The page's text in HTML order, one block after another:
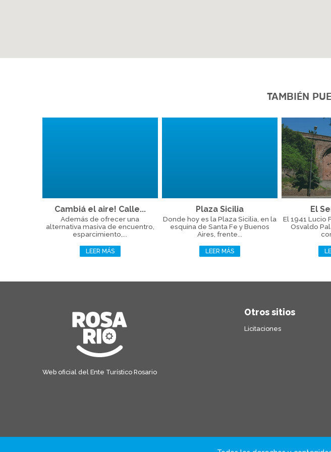
TAMBIÉN
Cambiá el aire! Calle...
Además de ofrecer una
alternativa masiva de encuentro,
esparcimiento,...
LEER MÁS
Plaza Sicilia
Donde hoy es la Plaza Sicilia, en la
esquina de Santa Fe y Buenos
Aires, frente...
LEER MÁS
El
El 1941 Lucio
Osvaldo
Web oficial del Ente Turístico Rosario
Otros sitios
Licitaciones